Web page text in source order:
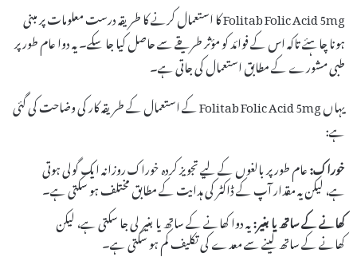
Folitab Folic Acid 5mg کا استعمال کرنے کا طریقہ درست معلومات پر مبنی
ہونا چاہئے تاکہ اس کے فوائد کو مؤثر طریقے سے حاصل کیا جا سکے۔ یہ دوا عام طور پر
طبی مشورے کے مطابق استعمال کی جاتی ہے۔
یہاں Folitab Folic Acid 5mg کے استعمال کے طریقہ کار کی وضاحت کی گئی
ہے:
خوراک:عام طور پر بالغوں کے لیے تجویز کردہ خوراک روزانہ ایک گولی ہوتی
ہے، لیکن یہ مقدار آپ کے ڈاکٹر کی ہدایت کے مطابق مختلف ہو سکتی ہے۔
کھانے کے ساتھ یا بغیر:یہ دوا کھانے کے ساتھ یا بغیر لی جا سکتی ہے، لیکن
کھانے کے ساتھ لینے سے معدے کی تکلیف کم ہو سکتی ہے۔